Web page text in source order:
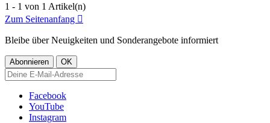
1 - 1 von 1 Artikel(n)
Zum Seitenanfang 
Bleibe über Neuigkeiten und Sonderangebote informiert
Facebook
YouTube
Instagram